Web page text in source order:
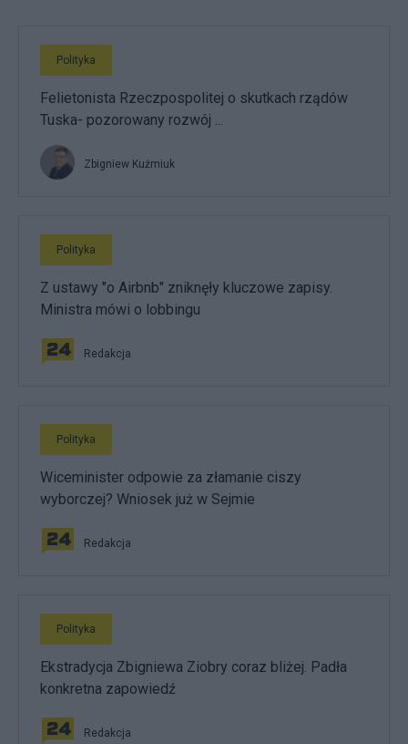
Polityka
Felietonista Rzeczpospolitej o skutkach rządów
Tuska- pozorowany rozwój ...
Zbigniew Kuźmiuk
Polityka
Z ustawy "o Airbnb" zniknęły kluczowe zapisy.
Ministra mówi o lobbingu
Redakcja
Polityka
Wiceminister odpowie za złamanie ciszy
wyborczej? Wniosek już w Sejmie
Redakcja
Polityka
Ekstradycja Zbigniewa Ziobry coraz bliżej. Padła
konkretna zapowiedź
Redakcja